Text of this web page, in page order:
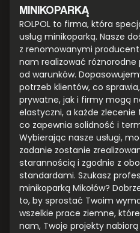
MINIKOPARKĄ
ROLPOL to firma, która
usług minikoparką. Nasze
z renomowanymi
nam realizować różnorodne
od warunków.
potrzeb klientów, co
prywatne, jak i firmy mogą
elastyczni, a każde
co zapewnia solidność i
Wybierając nasze usługi,
zadanie zostanie
starannością i zgodnie z
standardami. Szukasz
minikoparką Mikołów?
to, by sprostać Twoim
wszelkie prace ziemne,
nam, Twoje projekty